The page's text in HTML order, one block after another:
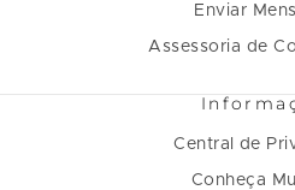
Enviar
Assessoria de
Central de
Conheça